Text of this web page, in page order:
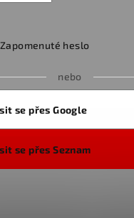
Zapomenuté heslo
nebo
se přes Google
se přes Seznam